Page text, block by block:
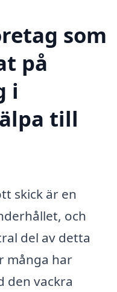
som
på
i
till
skick är en
och
del av detta
många har
den vackra